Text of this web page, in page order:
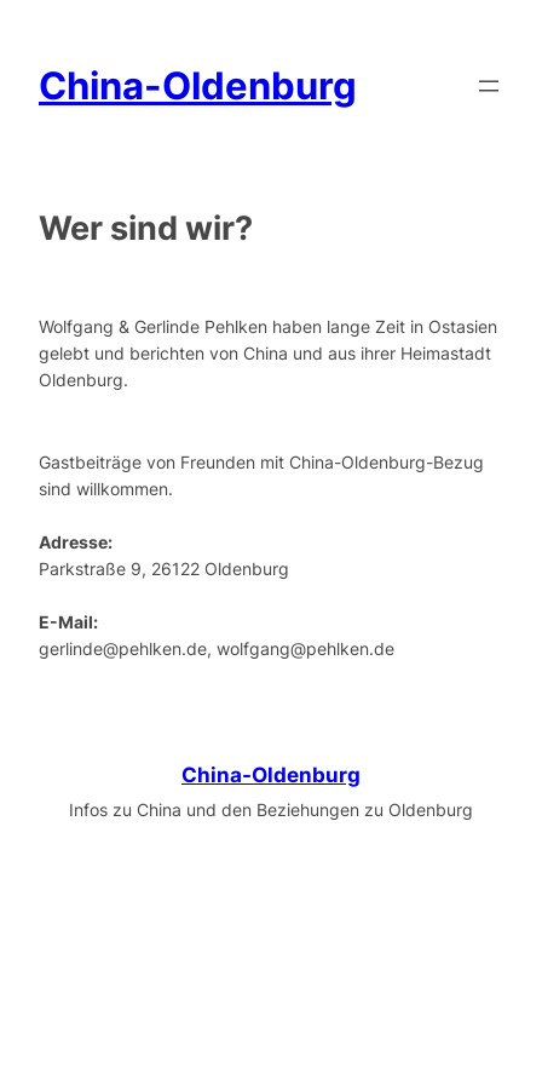
China-Oldenburg
Wer sind wir?
Wolfgang & Gerlinde Pehlken haben lange Zeit in Ostasien
gelebt und berichten von China und aus ihrer Heimastadt
Oldenburg.
Gastbeiträge von Freunden mit China-Oldenburg-Bezug
sind willkommen.
Adresse:
Parkstraße 9, 26122 Oldenburg
E-Mail:
gerlinde@pehlken.de, wolfgang@pehlken.de
China-Oldenburg
Infos zu China und den Beziehungen zu Oldenburg